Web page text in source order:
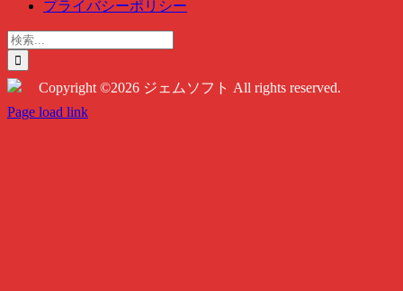
プライバシーポリシー
検
索
…
Copyright ©2026 ジェムソフト All rights reserved.
Twitter
Instagram
Facebook
Page load link